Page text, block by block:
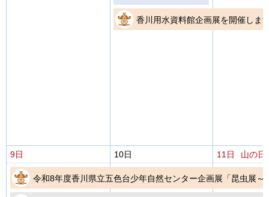
香川用水資料館企画展を開催しま
9日 10日 11日 山の日
令和8年度香川県立五色台少年自然センター企画展「昆虫展